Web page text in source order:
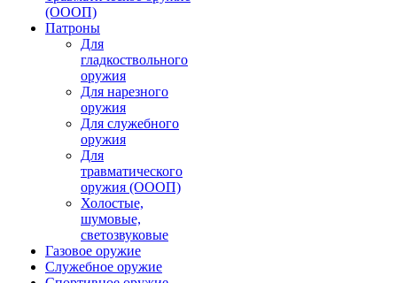
(ОООП)
Патроны
Для
гладкоствольного
оружия
Для нарезного
оружия
Для служебного
оружия
Для
травматического
оружия (ОООП)
Холостые,
шумовые,
светозвуковые
Газовое оружие
Служебное оружие